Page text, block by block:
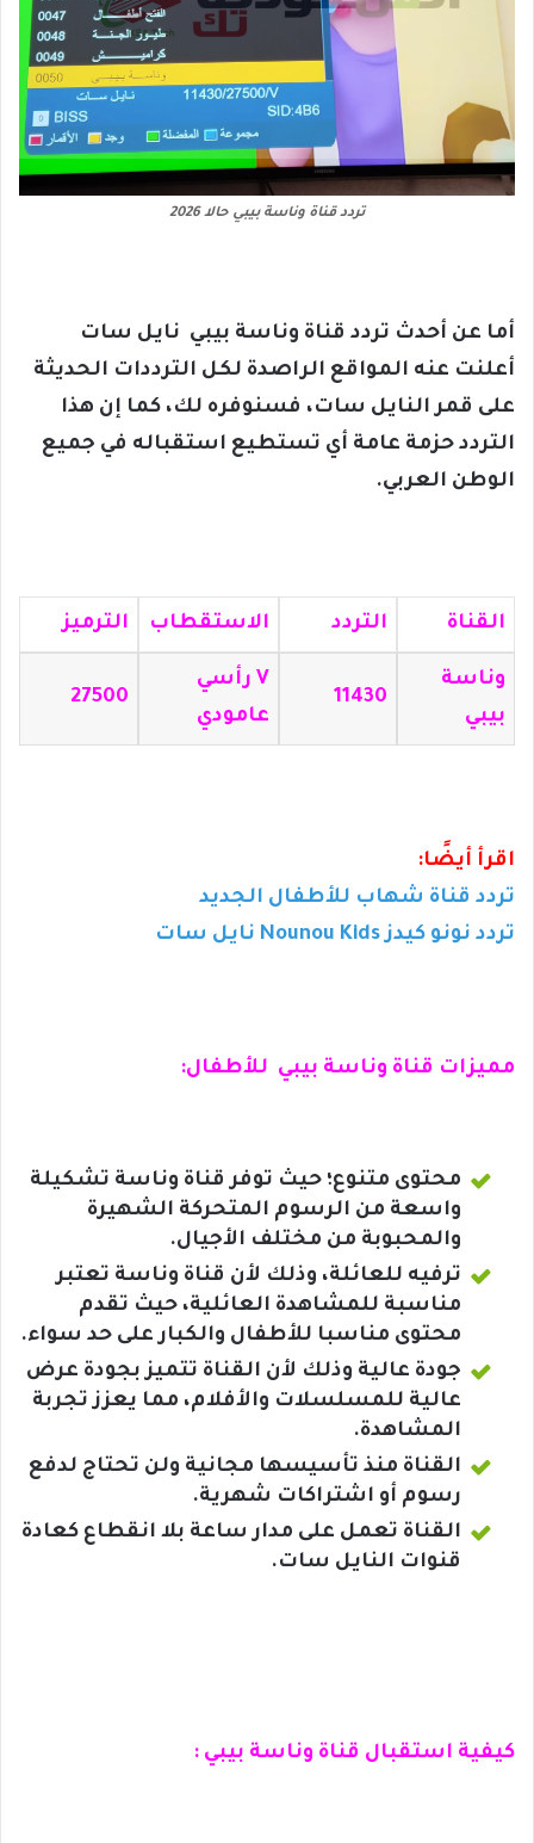
تردد قناة وناسة بيبي حالا 2026
أما عن أحدث تردد قناة وناسة بيبي نايل سات
أعلنت عنه المواقع الراصدة لكل الترددات الحديثة
على قمر النايل سات، فسنوفره لك، كما إن هذا
التردد حزمة عامة أي تستطيع استقباله في جميع
الوطن العربي.
القناة التردد الاستقطاب الترميز
وناسة
بيبي
11430
V رأسي
عامودي
27500
اقرأ أيضًا:
تردد قناة شهاب للأطفال الجديد
تردد نونو كيدز Nounou Kids نايل سات
مميزات قناة وناسة بيبي للأطفال:
محتوى متنوع؛ حيث توفر قناة وناسة تشكيلة
واسعة من الرسوم المتحركة الشهيرة
والمحبوبة من مختلف الأجيال.
ترفيه للعائلة، وذلك لأن قناة وناسة تعتبر
مناسبة للمشاهدة العائلية، حيث تقدم
محتوى مناسبا للأطفال والكبار على حد سواء.
جودة عالية وذلك لأن القناة تتميز بجودة عرض
عالية للمسلسلات والأفلام، مما يعزز تجربة
المشاهدة.
القناة منذ تأسيسها مجانية ولن تحتاج لدفع
رسوم أو اشتراكات شهرية.
القناة تعمل على مدار ساعة بلا انقطاع كعادة
قنوات النايل سات.
كيفية استقبال قناة وناسة بيبي :